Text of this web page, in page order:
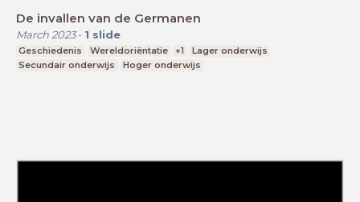
De invallen van de Germanen
March 2023- 1 slide
Geschiedenis Wereldoriëntatie +1
Lager onderwijs
Secundair onderwijs
Hoger onderwijs